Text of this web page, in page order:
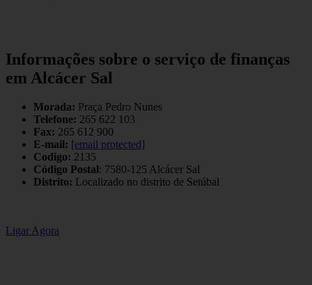
Informações sobre o serviço de finanças
em Alcácer Sal
Morada: Praça Pedro Nunes
Telefone: 265 622 103
Fax: 265 612 900
E-mail: [email protected]
Codigo: 2135
Código Postal: 7580-125 Alcácer Sal
Distrito: Localizado no distrito de Setúbal
Ligar Agora